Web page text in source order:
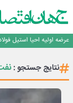
رونمایی فولاد غدیر نی ریز
نمایشگاهی برگزار می‌شود
عرضه اولیه احیا استیل
ورق گرم مبارکه به پروژه
رونمایی فولاد غدیر نی ریز
نمایشگاهی برگزار می‌شود
نتایج جستجو :